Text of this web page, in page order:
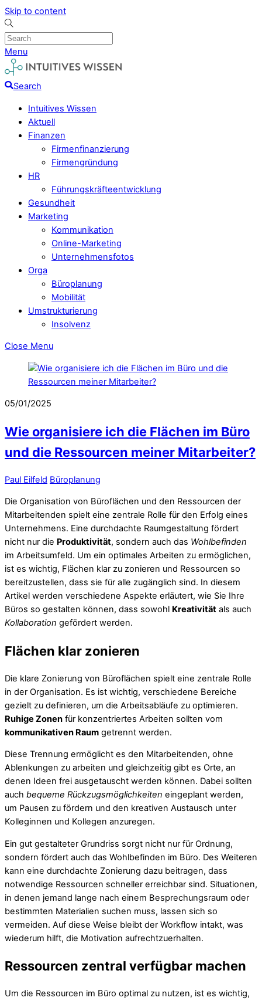
Skip to content
Menu
Search
Intuitives Wissen
Aktuell
Finanzen
Firmenfinanzierung
Firmengründung
HR
Führungskräfteentwicklung
Gesundheit
Marketing
Kommunikation
Online-Marketing
Unternehmensfotos
Orga
Büroplanung
Mobilität
Umstrukturierung
Insolvenz
Close Menu
05/01/2025
Wie organisiere ich die Flächen im Büro
und die Ressourcen meiner Mitarbeiter?
Paul Eilfeld Büroplanung
Die Organisation von Büroflächen und den Ressourcen der
Mitarbeitenden spielt eine zentrale Rolle für den Erfolg eines
Unternehmens. Eine durchdachte Raumgestaltung fördert
nicht nur die Produktivität, sondern auch das Wohlbefinden
im Arbeitsumfeld. Um ein optimales Arbeiten zu ermöglichen,
ist es wichtig, Flächen klar zu zonieren und Ressourcen so
bereitzustellen, dass sie für alle zugänglich sind. In diesem
Artikel werden verschiedene Aspekte erläutert, wie Sie Ihre
Büros so gestalten können, dass sowohl Kreativität als auch
Kollaboration gefördert werden.
Flächen klar zonieren
Die klare Zonierung von Büroflächen spielt eine zentrale Rolle
in der Organisation. Es ist wichtig, verschiedene Bereiche
gezielt zu definieren, um die Arbeitsabläufe zu optimieren.
Ruhige Zonen für konzentriertes Arbeiten sollten vom
kommunikativen Raum getrennt werden.
Diese Trennung ermöglicht es den Mitarbeitenden, ohne
Ablenkungen zu arbeiten und gleichzeitig gibt es Orte, an
denen Ideen frei ausgetauscht werden können. Dabei sollten
auch bequeme Rückzugsmöglichkeiten eingeplant werden,
um Pausen zu fördern und den kreativen Austausch unter
Kolleginnen und Kollegen anzuregen.
Ein gut gestalteter Grundriss sorgt nicht nur für Ordnung,
sondern fördert auch das Wohlbefinden im Büro. Des Weiteren
kann eine durchdachte Zonierung dazu beitragen, dass
notwendige Ressourcen schneller erreichbar sind. Situationen,
in denen jemand lange nach einem Besprechungsraum oder
bestimmten Materialien suchen muss, lassen sich so
vermeiden. Auf diese Weise bleibt der Workflow intakt, was
wiederum hilft, die Motivation aufrechtzuerhalten.
Ressourcen zentral verfügbar machen
Um die Ressourcen im Büro optimal zu nutzen, ist es wichtig,